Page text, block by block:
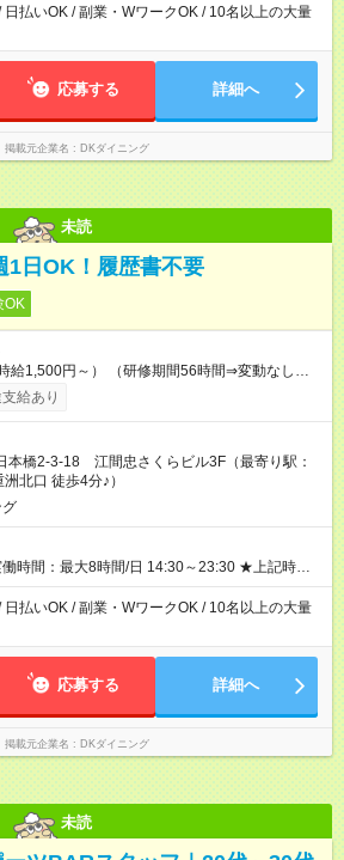
フト制
日払いOK / 副業・WワークOK / 10名以上の大量
応募する 詳細へ
掲載元企業名 DKダイニング
未読
1日OK！履歴書不要
OK
給1,500円～） （研修期間56時間⇒変動なし） ■
食200円 ■友人紹介制度あり⇒1人紹介につき最
大3万円支給！ 【試用期間】試用期間なし
給あり
本橋2-3-18 江間忠さくらビル3F（最寄り駅：
北口 徒歩4分♪）
グ
働時間：最大8時間/日 14:30～23:30 ★上記時間
～OK ★週1日～OK ※勤務時間の変動の可能性あ
務は18歳以上(法令による) ★自己申告の自由シ
日払いOK / 副業・WワークOK / 10名以上の大量
応募する 詳細へ
掲載元企業名 DKダイニング
未読